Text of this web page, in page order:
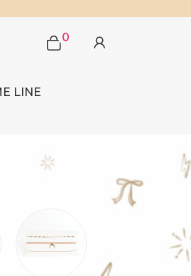
0
LINE